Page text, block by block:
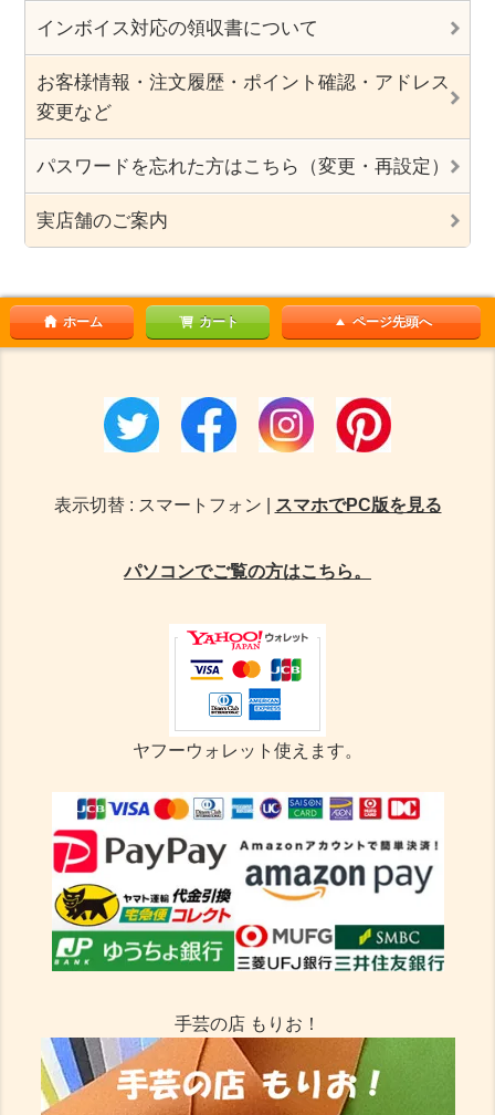
インボイス対応の領収書について
お客様情報・注文履歴・ポイント確認・アドレス
変更など
パスワードを忘れた方はこちら（変更・再設定）
実店舗のご案内
ホーム カート ページ先頭へ
表示切替 : スマートフォン | スマホでPC版を見る
パソコンでご覧の方はこちら。
ヤフーウォレット使えます。
手芸の店 もりお！